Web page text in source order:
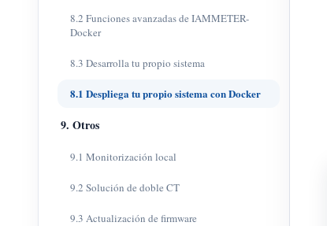
8.2 Funciones avanzadas de IAMMETER-
Docker
8.3 Desarrolla tu propio sistema
8.1 Despliega tu propio sistema con Docker
9. Otros
9.1 Monitorización local
9.2 Solución de doble CT
9.3 Actualización de firmware